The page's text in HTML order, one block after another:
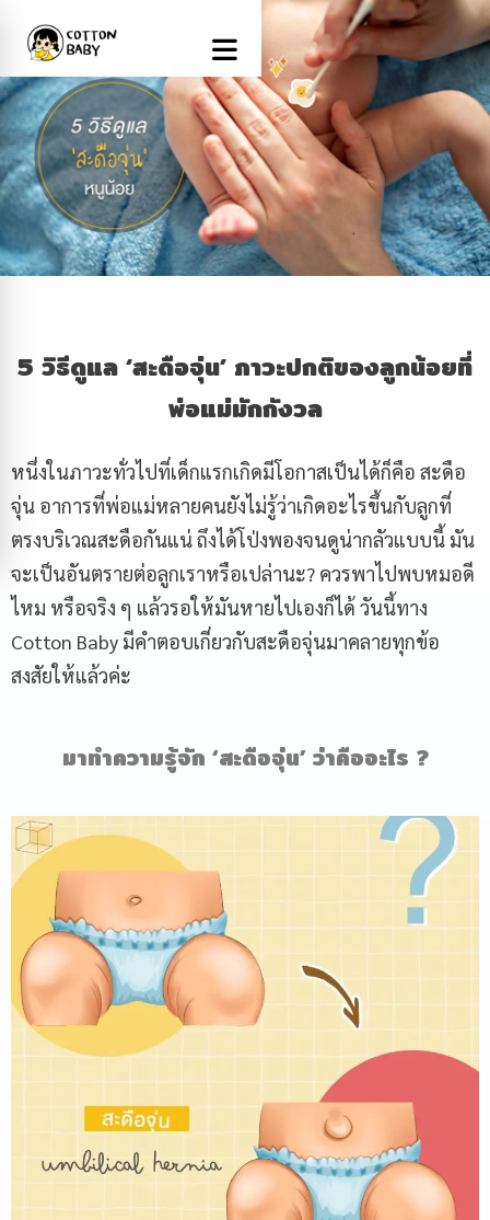
5 วิธีดูแล ‘สะดือจุ่น’ ภาวะปกติของลูกน้อยที่
พ่อแม่มักกังวล
หนึ่งในภาวะทั่วไปที่เด็กแรกเกิดมีโอกาสเป็นได้ก็คือ สะดือ
จุ่น อาการที่พ่อแม่หลายคนยังไม่รู้ว่าเกิดอะไรขึ้นกับลูกที่
ตรงบริเวณสะดือกันแน่ ถึงได้โป่งพองจนดูน่ากลัวแบบนี้ มัน
จะเป็นอันตรายต่อลูกเราหรือเปล่านะ? ควรพาไปพบหมอดี
ไหม หรือจริง ๆ แล้วรอให้มันหายไปเองก็ได้ วันนี้ทาง
Cotton Baby มีคำตอบเกี่ยวกับสะดือจุ่นมาคลายทุกข้อ
สงสัยให้แล้วค่ะ
มาทำความรู้จัก ‘สะดือจุ่น’ ว่าคืออะไร ?